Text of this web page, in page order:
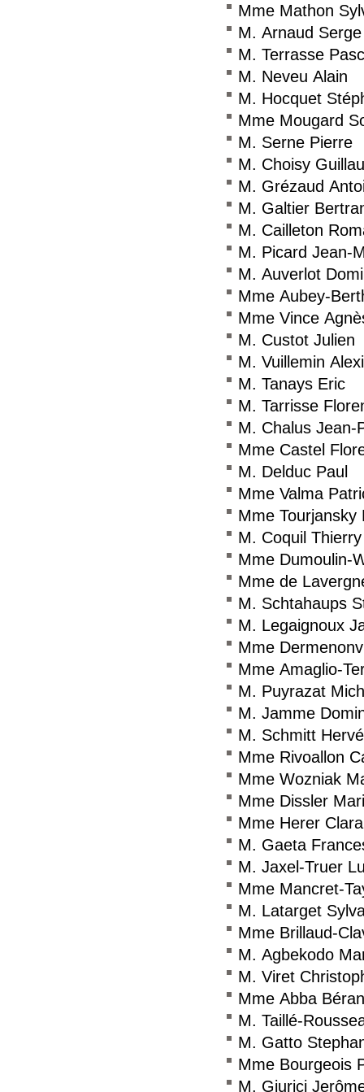
Mme Mathon
M. Arnaud Serge
M. Terrasse
M. Neveu Alain
M. Hocquet
Mme Mougard
M. Serne Pierre
M. Choisy
M. Grézaud
M. Galtier
M. Cailleton
M. Picard Jean-
M. Auverlot
Mme Aubey-
Mme Vince
M. Custot Julien
M. Vuillemin
M. Tanays Eric
M. Tarrisse
M. Chalus Jean-
Mme Castel
M. Delduc Paul
Mme Valma
Mme Tourjansky
M. Coquil Thierry
Mme Dumoulin-
Mme de
M. Schtahaups
M. Legaignoux
Mme
Mme Amaglio-
M. Puyrazat
M. Jamme
M. Schmitt Hervé
Mme Rivoallon
Mme Wozniak
Mme Dissler
Mme Herer Clara
M. Gaeta
M. Jaxel-Truer
Mme Mancret-
M. Latarget
Mme Brillaud-
M. Agbekodo
M. Viret
Mme Abba
M. Taillé-
M. Gatto
Mme Bourgeois
M. Giurici